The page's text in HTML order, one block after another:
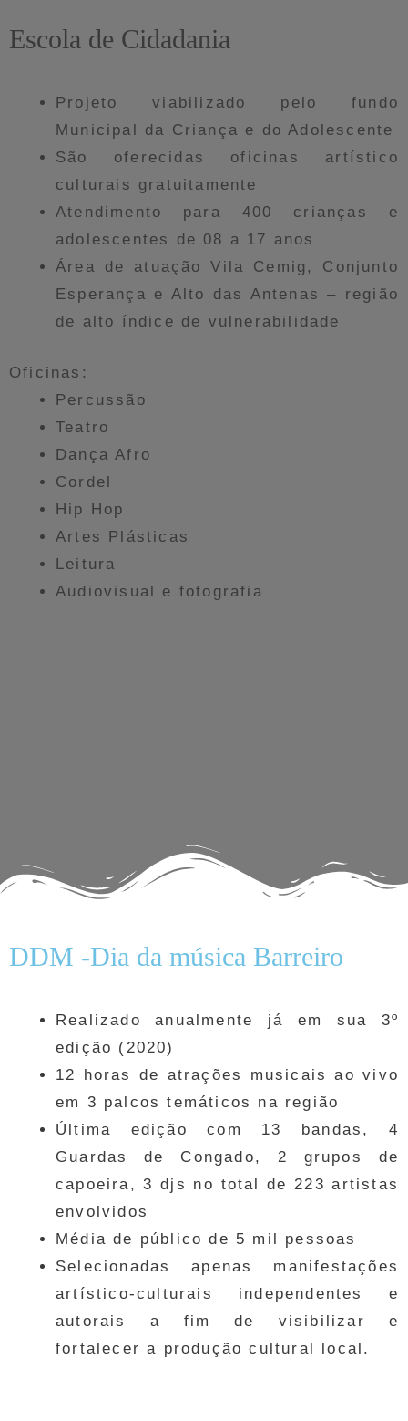
Escola de Cidadania
Projeto viabilizado pelo fundo
Municipal da Criança e do Adolescente
São oferecidas oficinas artístico
culturais gratuitamente
Atendimento para 400 crianças e
adolescentes de 08 a 17 anos
Área de atuação Vila Cemig, Conjunto
Esperança e Alto das Antenas – região
de alto índice de vulnerabilidade
Oficinas:
Percussão
Teatro
Dança Afro
Cordel
Hip Hop
Artes Plásticas
Leitura
Audiovisual e fotografia
DDM -Dia da música Barreiro
Realizado anualmente já em sua 3º
edição (2020)
12 horas de atrações musicais ao vivo
em 3 palcos temáticos na região
Última edição com 13 bandas, 4
Guardas de Congado, 2 grupos de
capoeira, 3 djs no total de 223 artistas
envolvidos
Média de público de 5 mil pessoas
Selecionadas apenas manifestações
artístico-culturais independentes e
autorais a fim de visibilizar e
fortalecer a produção cultural local.